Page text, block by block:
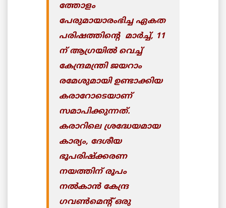
ത്തോളം
പേരുമായാരംഭിച്ച ഏകത
പരിഷത്തിന്റെ മാര്‍ച്ച്, 11
ന് ആഗ്രയില്‍ വെച്ച്
കേന്ദ്രമന്ത്രി ജയറാം
രമേശുമായി ഉണ്ടാക്കിയ
കരാറോടെയാണ്
സമാപിക്കുന്നത്.
കരാറിലെ ശ്രദ്ധേയമായ
കാര്യം, ദേശീയ
ഭൂപരിഷ്ക്കരണ
നയത്തിന് രൂപം
നല്‍കാന്‍ കേന്ദ്ര
ഗവണ്‍മെന്റ് ഒരു